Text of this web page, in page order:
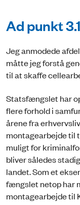
Ad punkt
Jeg anmodede
måtte jeg forstå
til at skaffe
Statsfængslet har
flere forhold i
årene fra
montagearbejde til
muligt for
bliver således
landet. Som et
fængslet netop har
montagearbejde til